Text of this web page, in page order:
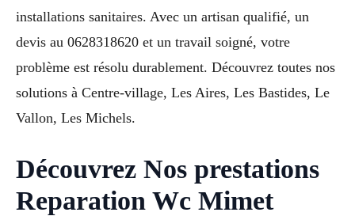
installations sanitaires. Avec un artisan qualifié, un
devis au 0628318620 et un travail soigné, votre
problème est résolu durablement. Découvrez toutes nos
solutions à Centre-village, Les Aires, Les Bastides, Le
Vallon, Les Michels.
Découvrez Nos prestations
Reparation Wc Mimet